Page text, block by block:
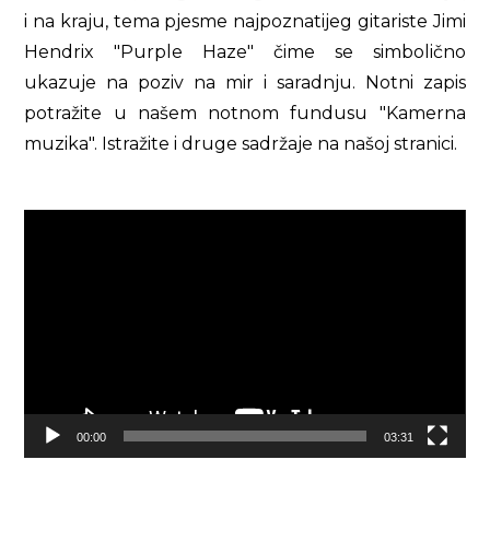
i na kraju, tema pjesme najpoznatijeg gitariste Jimi
Hendrix "Purple Haze" čime se simbolično
ukazuje na poziv na mir i saradnju. Notni zapis
potražite u našem notnom fundusu "Kamerna
muzika". Istražite i druge sadržaje na našoj stranici.
00:00 03:31